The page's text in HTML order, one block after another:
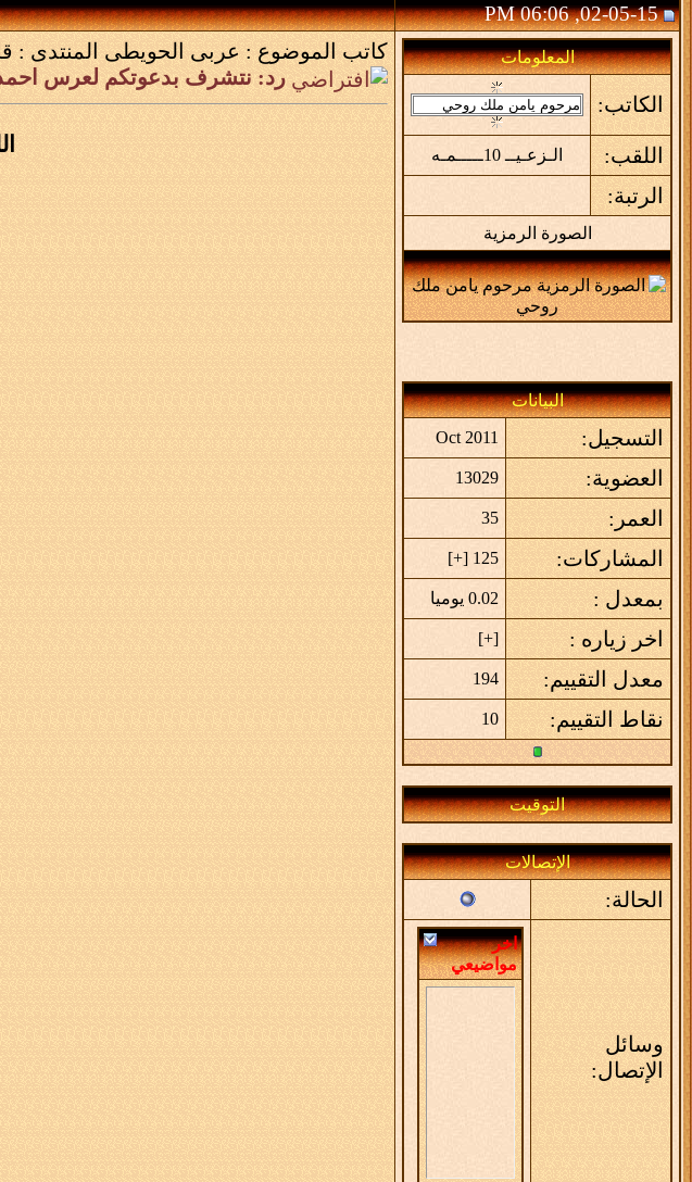
02-05-15, 06:06 PM
المعلومات
الكاتب:
اللقب: الـزعـيــ 10ـــــمـه
الرتبة:
الصورة الرمزية
البيانات
التسجيل: Oct 2011
العضوية: 13029
العمر: 35
المشاركات: 125 [
+
]
بمعدل : 0.02 يوميا
اخر زياره : [
+
]
معدل التقييم: 194
نقاط التقييم: 10
التوقيت
الإتصالات
الحالة:
وسائل
الإتصال:
اخر
مواضيعي
كاتب الموضوع : عربى الحويطى المنتدى :
رد: نتشرف بدعوتكم لعرس